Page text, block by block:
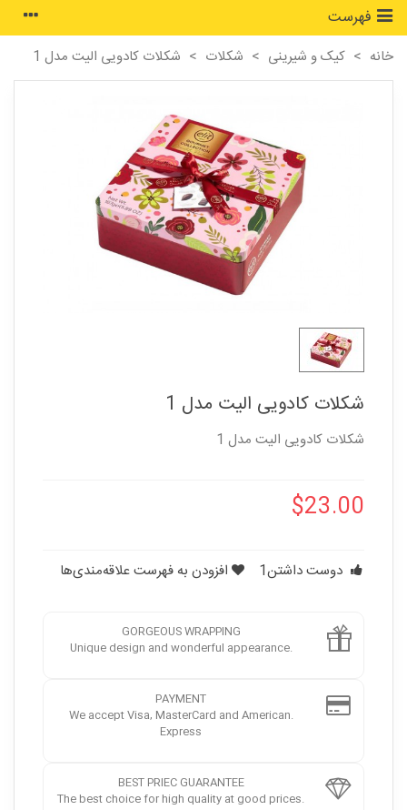
فهرست
خانه > کیک و شیرینی > شکلات > شکلات کادویی الیت مدل 1
شکلات کادویی الیت مدل 1
شکلات کادویی الیت مدل 1
‎$23.00
دوست داشتن1 افزودن به فهرست علاقه‌مندی‌ها
GORGEOUS WRAPPING
.Unique design and wonderful appearance
PAYMENT
.We accept Visa, MasterCard and American
Express
BEST PRIEC GUARANTEE
.The best choice for high quality at good prices